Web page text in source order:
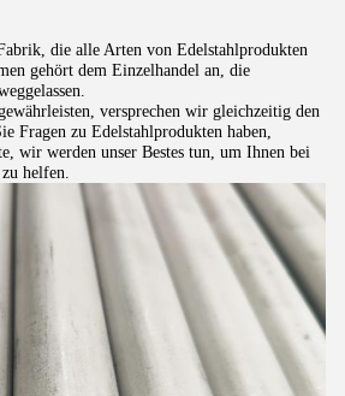
die alle Arten von Edelstahlprodukten
gehört dem Einzelhandel an, die
versprechen wir gleichzeitig den
Fragen zu Edelstahlprodukten haben,
wir werden unser Bestes tun, um Ihnen bei
helfen.